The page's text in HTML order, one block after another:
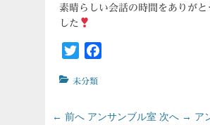
素晴らしい会話の時間をありがと
した
Twitter
カ
リ
未分類
投
← 前へ 前
アンサンブル室 次へ → 次
ア